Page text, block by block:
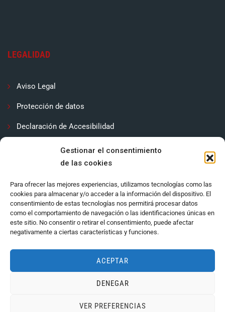
Gestionar el consentimiento
de las cookies
Para ofrecer las mejores experiencias, utilizamos tecnologías como las
cookies para almacenar y/o acceder a la información del dispositivo. El
consentimiento de estas tecnologías nos permitirá procesar datos
como el comportamiento de navegación o las identificaciones únicas en
este sitio. No consentir o retirar el consentimiento, puede afectar
negativamente a ciertas características y funciones.
ACEPTAR
DENEGAR
VER PREFERENCIAS
LEGALIDAD
Aviso Legal
Protección de datos
Declaración de Accesibilidad
Política de cookies (UE)
Ayuntamiento de Córdoba 2024.